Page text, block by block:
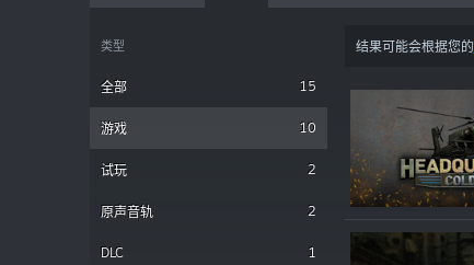
类型
全部 15
游戏 10
试玩 2
原声音轨 2
DLC 1
结果可能会根据您的